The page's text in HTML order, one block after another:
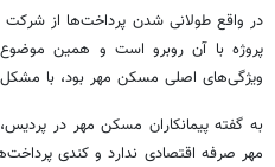
در واقع طولانی شدن پرداخت‌ها از
پروژه با آن روبرو است و همین
ویژگی‌های اصلی مسکن مهر بود، با
به گفته پیمانکاران مسکن مهر در
مهر صرفه اقتصادی ندارد و کندی